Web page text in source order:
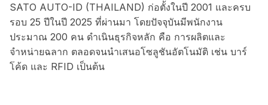
SATO AUTO-ID (THAILAND) ก่อตั้งในปี 2001 และครบ
รอบ 25 ปีในปี 2025 ที่ผ่านมา โดยปัจจุบันมีพนักงาน
ประมาณ 200 คน ดำเนินธุรกิจหลัก คือ การผลิตและ
จำหน่ายฉลาก ตลอดจนนำเสนอโซลูชันอัตโนมัติ เช่น บาร์
โค้ด และ RFID เป็นต้น